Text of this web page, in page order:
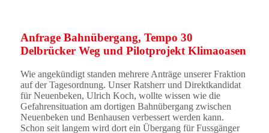
Anfrage Bahnübergang, Tempo 30
Delbrücker Weg und Pilotprojekt Klimaoasen
Wie angekündigt standen mehrere Anträge unserer Fraktion
auf der Tagesordnung. Unser Ratsherr und Direktkandidat
für Neuenbeken, Ulrich Koch, wollte wissen wie die
Gefahrensituation am dortigen Bahnübergang zwischen
Neuenbeken und Benhausen verbessert werden kann.
Schon seit langem wird dort ein Übergang für Fussgänger